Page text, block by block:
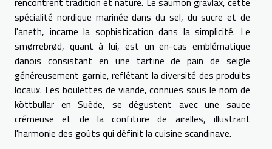
spécialité nordique marinée dans du sel, du sucre et de
l'aneth, incarne la sophistication dans la simplicité. Le
smørrebrød, quant à lui, est un en-cas emblématique
danois consistant en une tartine de pain de seigle
généreusement garnie, reflétant la diversité des produits
locaux. Les boulettes de viande, connues sous le nom de
köttbullar en Suède, se dégustent avec une sauce
crémeuse et de la confiture de airelles, illustrant
l'harmonie des goûts qui définit la cuisine scandinave.